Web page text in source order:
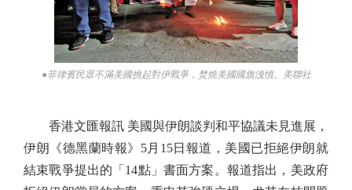
●菲律賓民眾不滿美國挑起對伊戰爭，焚燒美國國旗洩憤。美聯社
香港文匯報訊 美國與伊朗談判和平協議未見進展，
伊朗《德黑蘭時報》5月15日報道，美國已拒絕伊朗就
結束戰爭提出的「14點」書面方案。報道指出，美政府